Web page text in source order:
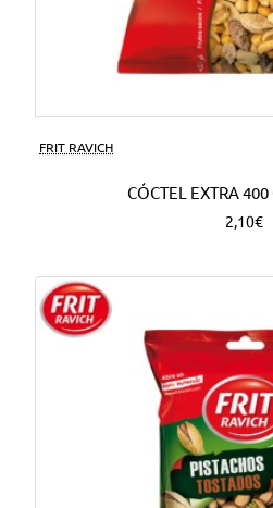
FRIT RAVICH
CÓCTEL EXTRA 400
2,10€